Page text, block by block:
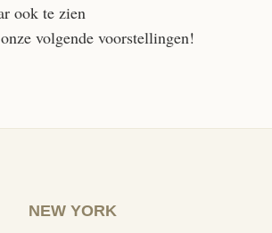
ook te zien
volgende voorstellingen!
NEW YORK